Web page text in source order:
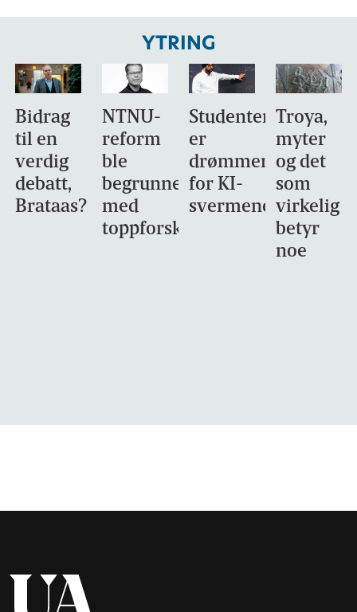
YTRING
Bidrag
til en
verdig
debatt,
Brataas?
NTNU-
reform
ble
begrunnet
med
toppforskning
Studentene
er
drømmemålet
for KI-
svermene
Troya,
myter
og det
som
virkelig
betyr
noe